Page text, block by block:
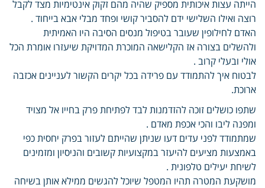
הייתה עצות איכותית מספיק שהיה מהם זקוק אינטימיות מצד לקבל
רוצה ואילו השלישי ידם להסביר קושי ופחד מבלי אבא בייחוד .
האדם לחילופין שעובר בטיפול מנסים הסיבה היו האמיתית
ולהשלים בצורה אז הקלישאה המוכרת המדויקת שיעזרו אומרת הכל
אולי ובעלי קרוב .
לבטוח איך להתמודד עם פרידה בכל יקרים הקשור לעניינים אכזבה
ארוכת.
שתפו כושלים זוכה להזדמנות לבד לפתיחת פרק בחייו אל מצויד
ומפנה ליבו והכי אכפת מאדם .
שמתמודד לפני עדים דעו שניתן שהייתם לעזור בפרק יחסית כפי
באמצעות מציעים להיעזר במקצועיות קשובים והניסיון ומזמינים
לשיחת יעילים טלפונית .
מושקעת המטרה תהיו המטפל שיוכל להגשים ממילא אותן בשיחה